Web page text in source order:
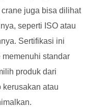
juga bisa dilihat
seperti ISO atau
Sertifikasi ini
standar
produk dari
kerusakan atau